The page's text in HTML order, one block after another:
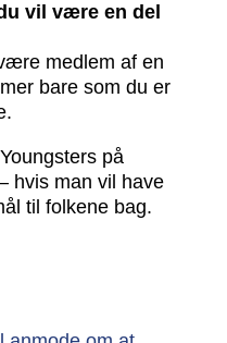
vil være en del
medlem af en
bare som du er
på
hvis man vil have
til folkene bag.